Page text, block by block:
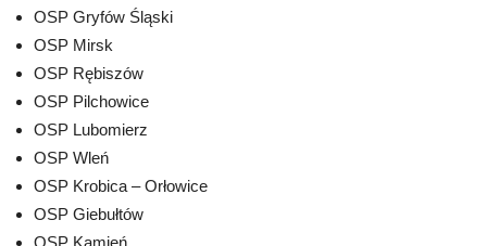
OSP Gryfów Śląski
OSP Mirsk
OSP Rębiszów
OSP Pilchowice
OSP Lubomierz
OSP Wleń
OSP Krobica – Orłowice
OSP Giebułtów